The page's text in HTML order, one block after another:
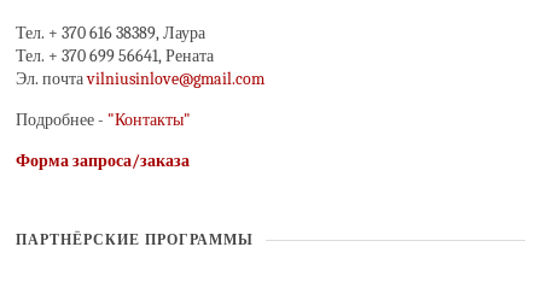
Тел. + 370 616 38389, Лаура
Тел. + 370 699 56641, Рената
Эл. почтаvilniusinlove@gmail.com
Подробнее - "Контакты"
Форма запроса/заказа
ПАРТНЁРСКИЕ ПРОГРАММЫ